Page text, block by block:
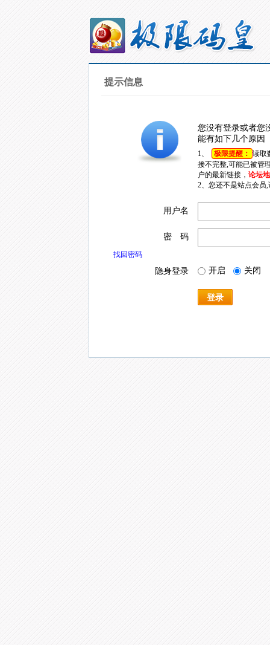
提示信息
您没有登录或者您
能有如下几个原因
1、 极限提醒： 读取
接不完整,可能已被管
户的最新链接， 论坛
2、您还不是站点会员
用户名
密 码
找回密码
隐身登录 开启 关闭
登录